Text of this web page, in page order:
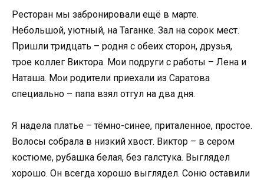
Ресторан мы забронировали ещё в марте.
Небольшой, уютный, на Таганке. Зал на сорок мест.
Пришли тридцать – родня с обеих сторон, друзья,
трое коллег Виктора. Мои подруги с работы – Лена и
Наташа. Мои родители приехали из Саратова
специально – папа взял отгул на два дня.
Я надела платье – тёмно-синее, приталенное, простое.
Волосы собрала в низкий хвост. Виктор – в сером
костюме, рубашка белая, без галстука. Выглядел
хорошо. Он всегда хорошо выглядел. Соню оставили